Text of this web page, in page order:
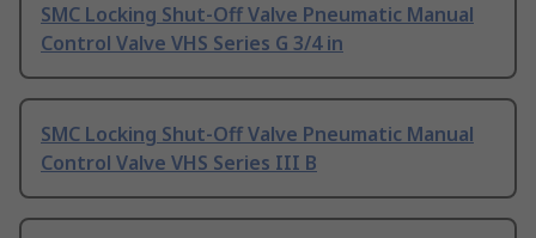
SMC Locking Shut-Off Valve Pneumatic Manual
Control Valve VHS Series G 3/4 in
SMC Locking Shut-Off Valve Pneumatic Manual
Control Valve VHS Series III B